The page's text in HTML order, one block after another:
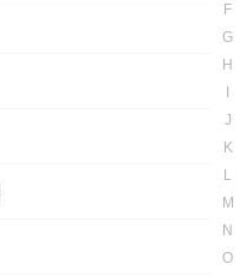
F
G
H
J
K
L
M
N
O